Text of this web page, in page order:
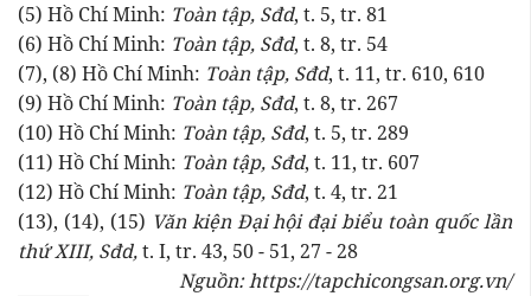
(5) Hồ Chí Minh: Toàn tập, Sđd, t. 5, tr. 81
(6) Hồ Chí Minh: Toàn tập, Sđd, t. 8, tr. 54
(7), (8) Hồ Chí Minh: Toàn tập, Sđd, t. 11, tr. 610, 610
(9) Hồ Chí Minh: Toàn tập, Sđd, t. 8, tr. 267
(10) Hồ Chí Minh: Toàn tập, Sđd, t. 5, tr. 289
(11) Hồ Chí Minh: Toàn tập, Sđd, t. 11, tr. 607
(12) Hồ Chí Minh: Toàn tập, Sđd, t. 4, tr. 21
(13), (14), (15) Văn kiện Đại hội đại biểu toàn quốc lần
thứ XIII, Sđd,t. I, tr. 43, 50 - 51, 27 - 28
Nguồn: https://tapchicongsan.org.vn/